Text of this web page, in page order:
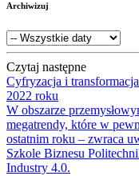
Archiwizuj
Czytaj następne
Cyfryzacja i
2022 roku
W obszarze
megatrendy, które w
ostatnim roku – zwraca
Szkole Biznesu
Industry 4.0.